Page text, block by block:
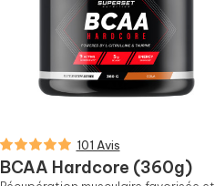
101 Avis
BCAA Hardcore (360g)